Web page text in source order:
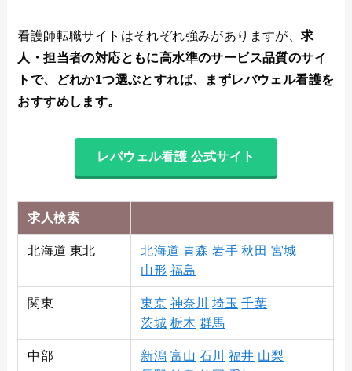
看護師転職サイトはそれぞれ強みがありますが、求
人・担当者の対応ともに高水準のサービス品質のサイ
トで、どれか1つ選ぶとすれば、まずレバウェル看護を
おすすめします。
レバウェル看護 公式サイト
求人検索
北海道 東北 北海道 青森 岩手 秋田 宮城
山形 福島
関東 東京 神奈川 埼玉 千葉
茨城 栃木 群馬
中部 新潟 富山 石川 福井 山梨